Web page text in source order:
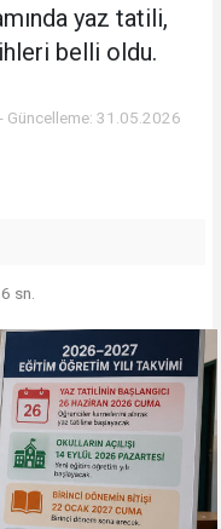
yaz tatili,
belli oldu.
Güncelleme: 31.05.2026
sn.